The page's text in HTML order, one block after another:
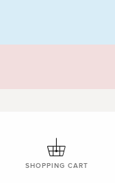
SHOPPING CART